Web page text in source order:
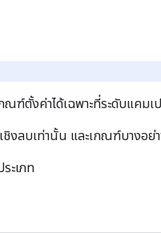
ณฑ์ตั้งค่าได้เฉพาะที่ระดับแคม
งลบเท่านั้น และเกณฑ์บางอย่
ะเภท